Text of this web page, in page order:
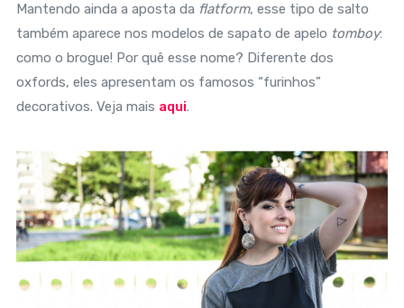
Mantendo ainda a aposta da flatform, esse tipo de salto
também aparece nos modelos de sapato de apelo tomboy:
como o brogue! Por quê esse nome? Diferente dos
oxfords, eles apresentam os famosos “furinhos”
decorativos. Veja mais aqui.